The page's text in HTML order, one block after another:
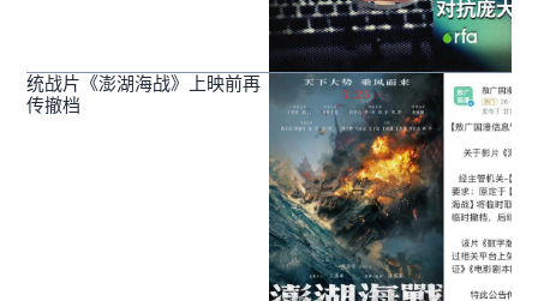
统战片《澎湖海战》上映前再
传撤档